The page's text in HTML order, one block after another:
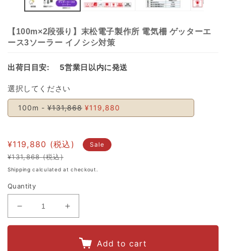
【100m×2段張り】末松電子製作所 電気柵 ゲッターエ
ース3ソーラー イノシシ対策
出荷日目安: 5営業日以内に発送
選択してください
100m - ¥131,868 ¥119,880
Regular
price
¥131,868
Sale
price
¥119,880 Sale
Shipping calculated at checkout.
Quantity
quantity
quantity
Add to cart